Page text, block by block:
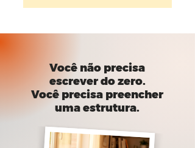
Você não precisa
escrever do zero.
Você precisa preencher
uma estrutura.